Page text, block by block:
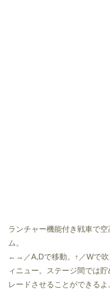
ランチャー機能付き戦車で
ム。
←→／A,Dで移動。↑／Wで吹
ィニュー。ステージ間では
レードさせることができるよ